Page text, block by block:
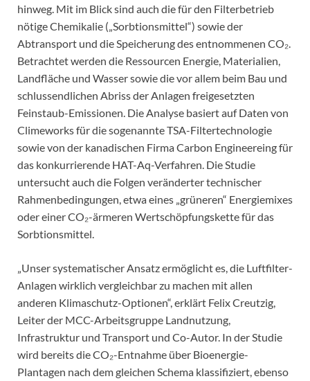
hinweg. Mit im Blick sind auch die für den Filterbetrieb
nötige Chemikalie („Sorbtionsmittel“) sowie der
Abtransport und die Speicherung des entnommenen CO₂.
Betrachtet werden die Ressourcen Energie, Materialien,
Landfläche und Wasser sowie die vor allem beim Bau und
schlussendlichen Abriss der Anlagen freigesetzten
Feinstaub-Emissionen. Die Analyse basiert auf Daten von
Climeworks für die sogenannte TSA-Filtertechnologie
sowie von der kanadischen Firma Carbon Engineereing für
das konkurrierende HAT-Aq-Verfahren. Die Studie
untersucht auch die Folgen veränderter technischer
Rahmenbedingungen, etwa eines „grüneren“ Energiemixes
oder einer CO₂-ärmeren Wertschöpfungskette für das
Sorbtionsmittel.
„Unser systematischer Ansatz ermöglicht es, die Luftfilter-
Anlagen wirklich vergleichbar zu machen mit allen
anderen Klimaschutz-Optionen“, erklärt Felix Creutzig,
Leiter der MCC-Arbeitsgruppe Landnutzung,
Infrastruktur und Transport und Co-Autor. In der Studie
wird bereits die CO₂-Entnahme über Bioenergie-
Plantagen nach dem gleichen Schema klassifiziert, ebenso